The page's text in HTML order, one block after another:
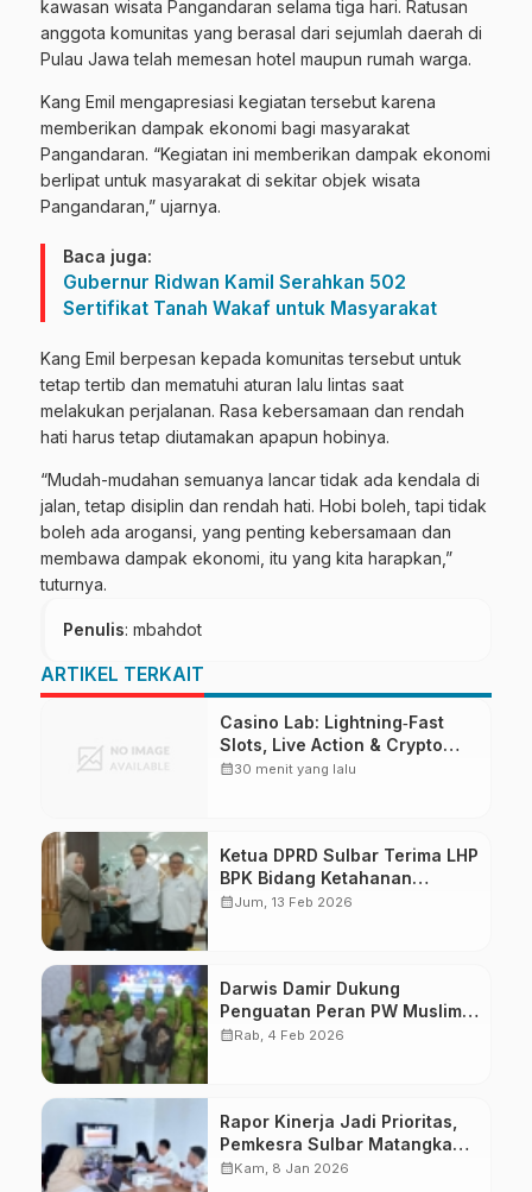
kawasan wisata Pangandaran selama tiga hari. Ratusan
anggota komunitas yang berasal dari sejumlah daerah di
Pulau Jawa telah memesan hotel maupun rumah warga.
Kang Emil mengapresiasi kegiatan tersebut karena
memberikan dampak ekonomi bagi masyarakat
Pangandaran. “Kegiatan ini memberikan dampak ekonomi
berlipat untuk masyarakat di sekitar objek wisata
Pangandaran,” ujarnya.
Baca juga:
Gubernur Ridwan Kamil Serahkan 502
Sertifikat Tanah Wakaf untuk Masyarakat
Kang Emil berpesan kepada komunitas tersebut untuk
tetap tertib dan mematuhi aturan lalu lintas saat
melakukan perjalanan. Rasa kebersamaan dan rendah
hati harus tetap diutamakan apapun hobinya.
“Mudah-mudahan semuanya lancar tidak ada kendala di
jalan, tetap disiplin dan rendah hati. Hobi boleh, tapi tidak
boleh ada arogansi, yang penting kebersamaan dan
membawa dampak ekonomi, itu yang kita harapkan,”
tuturnya.
Penulis: mbahdot
ARTIKEL TERKAIT
Casino Lab: Lightning‑Fast
Slots, Live Action & Crypto
Thrills for the Quick‑Play
calendar_month30 menit yang lalu
Ketua DPRD Sulbar Terima LHP
BPK Bidang Ketahanan
Pangan
calendar_monthJum, 13 Feb 2026
Darwis Damir Dukung
Penguatan Peran PW Muslimat
NU di Era Modern
calendar_monthRab, 4 Feb 2026
Rapor Kinerja Jadi Prioritas,
Pemkesra Sulbar Matangkan
Persiapan LKjIP dan LPPD
calendar_monthKam, 8 Jan 2026